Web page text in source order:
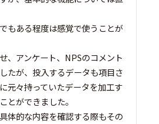
もある程度は感覚で使うことが
、アンケート、NPSのコメント
たが、投入するデータも項目さ
元々持っていたデータを加工す
とができました。
体的な内容を確認する際もその